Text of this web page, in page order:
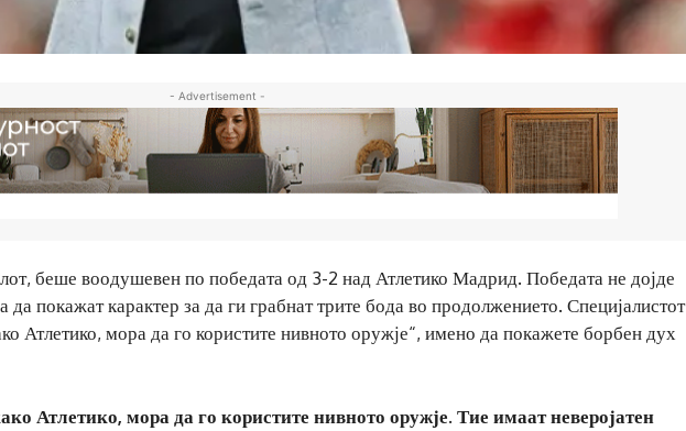
- Advertisement -
беше воодушевен по победата од 3-2 над Атлетико Мадрид. Победата не дојде
покажат карактер за да ги грабнат трите бода во продолжението. Специјалистот
Атлетико, мора да го користите нивното оружје“, имено да покажете борбен дух
Атлетико, мора да го користите нивното оружје. Тие имаат неверојатен